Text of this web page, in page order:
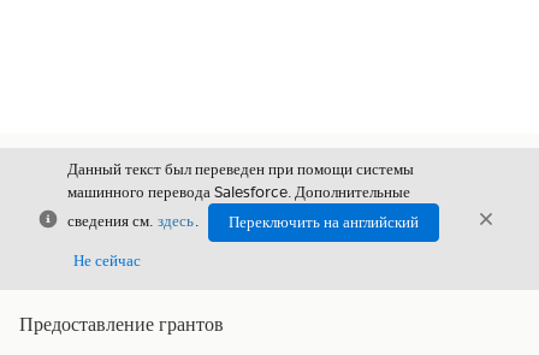
Закрыть
Данный текст был переведен при помощи системы
машинного перевода Salesforce. Дополнительные
сведения см. здесь.
Переключить на английский
Не сейчас
Предоставление грантов
Показать содержание
Содержание